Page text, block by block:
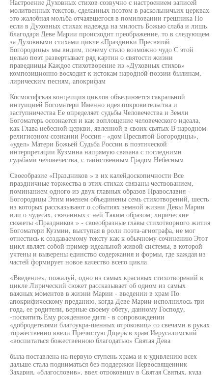
Настроение Духовных стихов созвучно с настроением записей
молитвенных текстов, сделанных поэтом в раскольничьих церквах
это жалобная мольба отчаявшегося в помиловании грешника Но
если в Духовных стихах надежда на милость Божью слаба и лишь
благодаря Деве Марии происходит преображение, то в следующем
за Духовными стихами цикле «Праздники Пресвятой
Богородицы» мы видим, почему стало возможно чудо С этой
целью поэт развертывает ряд картин о святости жизни
праведницы Каждое стихотворение из «Духовных стихов»
композиционно восходит к истокам народной поэзии былинам,
лирическим песням, апокрифам
Космософская концепция циклов объединяется сакральной
интуицией Богоматери Именно идея покровительства и
заступничества Ее определяет судьбы Человечества и Земли
Богоматерь осознается и как воплощение человеческого идеала,
как Глава небесной церкви, явленной в своих святых В народном
религиозном сознании Россия - «дом Пресвятой Богородицы»,
«удел» Матери Божьей Судьба России в поэтической
интерпретации Кузмина напрямую связана с последними
судьбами человечества, с таинственным Градом Небесным
Своеобразие «Праздников » в их калейдоскопичности Все
праздничные торжества в этих стихах связаны чествованием,
поминанием одного из двух главных образов Православия -
Богородицы Этим именем объединены семь стихотворений, шесть
из которых рассказывают о событиях земной жизни Девы Марии
или о чудесах, связанных с ней Таким образом, лирические
сюжеты «Праздников » - своеобразные главы стихотворного жития
Богоматери Кузмин, выступая в роли поэта-агиографа, не мог
отнестись к создаваемому тексту как к обычному сочинению Этот
цикл являет собой пример идеальной живой системы, в которой
учтены и выверены единство содержания и формы, где каждая из
частей формирует новое качество всего цикла
«Введение», пожалуй, одно из самых красивых стихотворений в
цикле Лирический сюжет рассказывает об одном из самых
важных моментов в жизни Марии - введении в храм По
апокрифическому преданию, когда Деве Марии исполнилось три
года, ее родители, верные своему обету, данному Господу,
-посвятить Ему рожденное дитя - в сопровождении
«добродетелями благоукра-шенных отроковиц» со свечами в руках
торжественно ввели Пречистую Дщерь в храм Иерусалимский
«воспитаться божественною благодатью» Святая Дева
была поставлена на первую ступень храма и к удивлению всех
дальше стала подниматься без поддержки Первосвященник
Захария, «благословив», ввел отроковицу в Святая Святых, куда